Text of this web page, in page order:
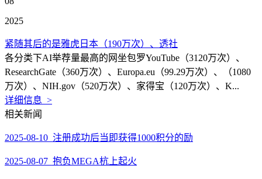
2025
紧随其后的是雅虎日本（190万次）、透社
各分类下AI举荐量最高的网坐包罗YouTube（3120万次）、
ResearchGate（360万次）、Europa.eu（99.29万次）、（1080
万次）、NIH.gov（520万次）、家得宝（120万次）、K...
详细信息 >
相关新闻
2025-08-10 注册成功后当即获得1000积分的励
2025-08-07 抱负MEGA杭上起火